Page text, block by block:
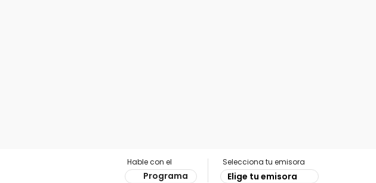
Hable con el
Programa
Selecciona tu emisora
Elige tu emisora